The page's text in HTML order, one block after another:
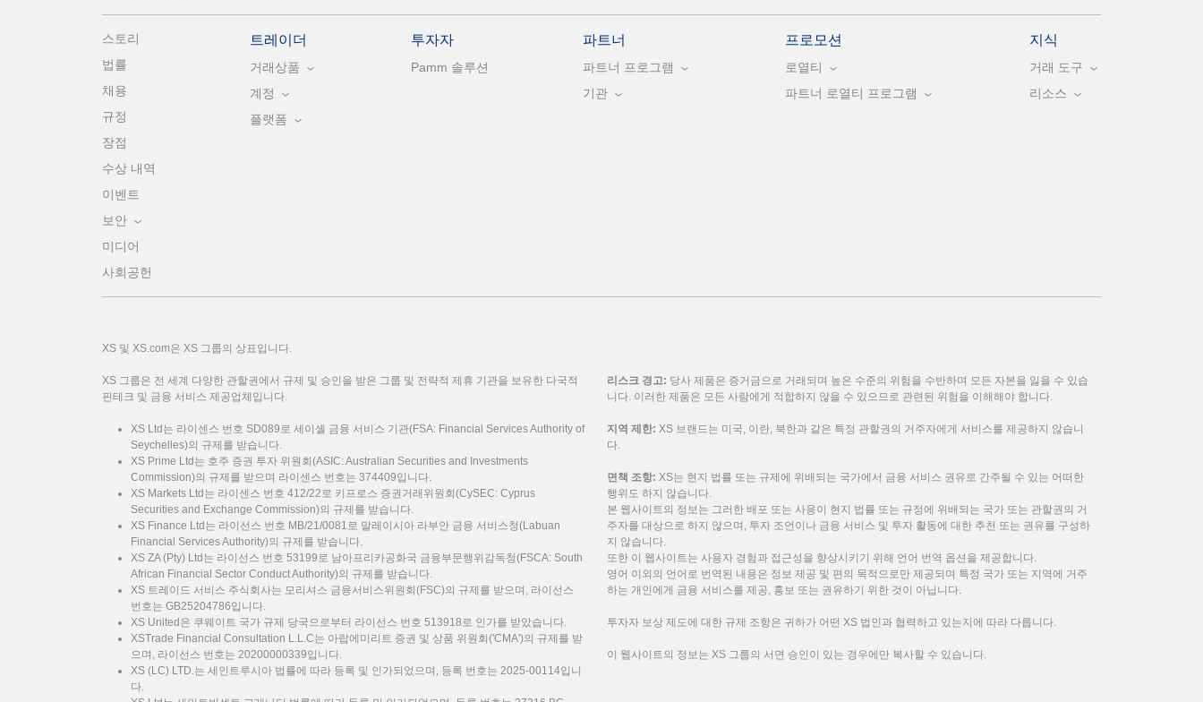
스토리
법률
채용
규정
장점
수상 내역
이벤트
보안
미디어
사회공헌
트레이더
거래상품
계정
플랫폼
투자자
Pamm 솔루션
파트너
파트너 프로그램
기관
프로모션
로열티
파트너 로열티 프로그램
지식
거래 도구
리소스
XS 및 XS.com은 XS 그룹의 상표입니다.
XS 그룹은 전 세계 다양한 관할권에서 규제 및 승인을 받은 그룹 및 전략적 제휴 기관을 보유한 다국적
핀테크 및 금융 서비스 제공업체입니다.
XS Ltd는 라이센스 번호 SD089로 세이셸 금융 서비스 기관(FSA: Financial Services Authority of
Seychelles)의 규제를 받습니다.
XS Prime Ltd는 호주 증권 투자 위원회(ASIC: Australian Securities and Investments
Commission)의 규제를 받으며 라이센스 번호는 374409입니다.
XS Markets Ltd는 라이센스 번호 412/22로 키프로스 증권거래위원회(CySEC: Cyprus
Securities and Exchange Commission)의 규제를 받습니다.
XS Finance Ltd는 라이선스 번호 MB/21/0081로 말레이시아 라부안 금융 서비스청(Labuan
Financial Services Authority)의 규제를 받습니다.
XS ZA (Pty) Ltd는 라이선스 번호 53199로 남아프리카공화국 금융부문행위감독청(FSCA: South
African Financial Sector Conduct Authority)의 규제를 받습니다.
XS 트레이드 서비스 주식회사는 모리셔스 금융서비스위원회(FSC)의 규제를 받으며, 라이선스
번호는 GB25204786입니다.
XS United은 쿠웨이트 국가 규제 당국으로부터 라이선스 번호 513918로 인가를 받았습니다.
XSTrade Financial Consultation L.L.C는 아랍에미리트 증권 및 상품 위원회('CMA')의 규제를 받
으며, 라이선스 번호는 20200000339입니다.
XS (LC) LTD.는 세인트루시아 법률에 따라 등록 및 인가되었으며, 등록 번호는 2025-00114입니
다.
리스크 경고: 당사 제품은 증거금으로 거래되며 높은 수준의 위험을 수반하며 모든 자본을 잃을 수 있습
니다. 이러한 제품은 모든 사람에게 적합하지 않을 수 있으므로 관련된 위험을 이해해야 합니다.
지역 제한: XS 브랜드는 미국, 이란, 북한과 같은 특정 관할권의 거주자에게 서비스를 제공하지 않습니
다.
면책 조항: XS는 현지 법률 또는 규제에 위배되는 국가에서 금융 서비스 권유로 간주될 수 있는 어떠한
행위도 하지 않습니다.
본 웹사이트의 정보는 그러한 배포 또는 사용이 현지 법률 또는 규정에 위배되는 국가 또는 관할권의 거
주자를 대상으로 하지 않으며, 투자 조언이나 금융 서비스 및 투자 활동에 대한 추천 또는 권유를 구성하
지 않습니다.
또한 이 웹사이트는 사용자 경험과 접근성을 향상시키기 위해 언어 번역 옵션을 제공합니다.
영어 이외의 언어로 번역된 내용은 정보 제공 및 편의 목적으로만 제공되며 특정 국가 또는 지역에 거주
하는 개인에게 금융 서비스를 제공, 홍보 또는 권유하기 위한 것이 아닙니다.
투자자 보상 제도에 대한 규제 조항은 귀하가 어떤 XS 법인과 협력하고 있는지에 따라 다릅니다.
이 웹사이트의 정보는 XS 그룹의 서면 승인이 있는 경우에만 복사할 수 있습니다.